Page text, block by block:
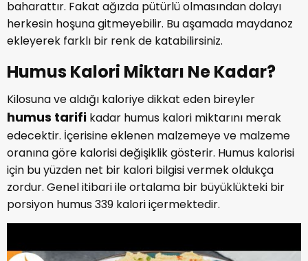
baharattır. Fakat ağızda pütürlü olmasından dolayı
herkesin hoşuna gitmeyebilir. Bu aşamada maydanoz
ekleyerek farklı bir renk de katabilirsiniz.
Humus Kalori Miktarı Ne Kadar?
Kilosuna ve aldığı kaloriye dikkat eden bireyler
humus tarifi kadar humus kalori miktarını merak
edecektir. İçerisine eklenen malzemeye ve malzeme
oranına göre kalorisi değişiklik gösterir. Humus kalorisi
için bu yüzden net bir kalori bilgisi vermek oldukça
zordur. Genel itibari ile ortalama bir büyüklükteki bir
porsiyon humus 339 kalori içermektedir.